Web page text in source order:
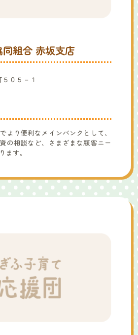
組合 赤坂支店
０５－１
より便利なメインバンクとして、
の相談など、さまざまな顧客ニー
ます。